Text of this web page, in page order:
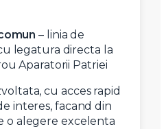
– linia de
legatura directa la
Aparatorii Patriei
cu acces rapid
interes, facand din
o alegere excelenta